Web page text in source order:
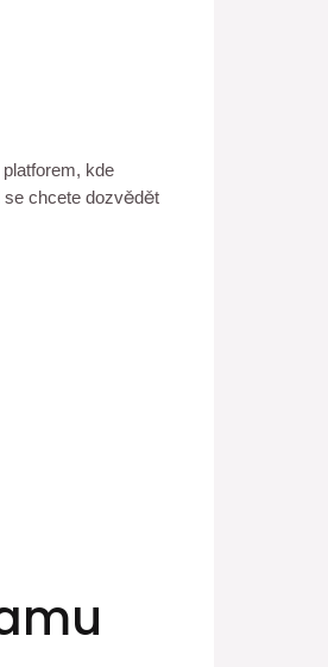
kde
chcete dozvědět